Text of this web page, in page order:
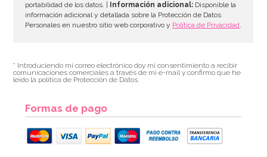
portabilidad de los datos. |
Información adicional: Disponible la
información adicional y detallada sobre la Protección de Datos
Personales en nuestro sitio web corporativo y Política de Privacidad.
* Introduciendo mi correo electrónico doy mi consentimiento a recibir
comunicaciones comerciales a través de mi e-mail y confirmo que he
leído la política de Protección de Datos.
Formas de pago